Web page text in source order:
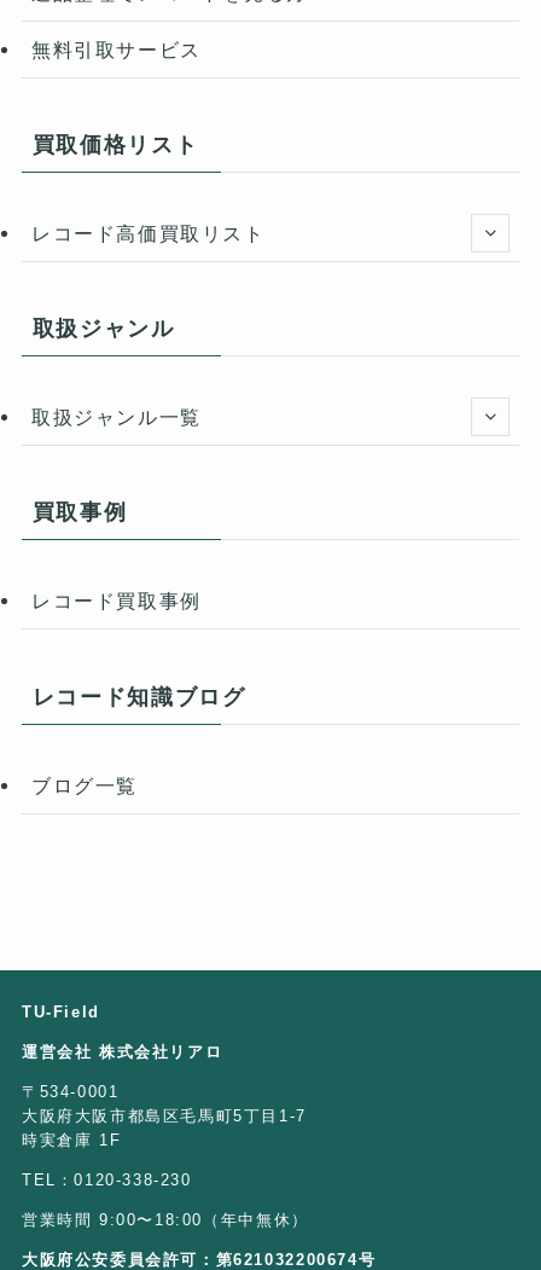
無料引取サービス
買取価格リスト
レコード高価買取リスト
取扱ジャンル
取扱ジャンル一覧
買取事例
レコード買取事例
レコード知識ブログ
ブログ一覧
TU-Field
運営会社 株式会社リアロ
〒534-0001
大阪府大阪市都島区毛馬町5丁目1-7
時実倉庫 1F
TEL：0120-338-230
営業時間 9:00〜18:00（年中無休）
大阪府公安委員会許可：第621032200674号